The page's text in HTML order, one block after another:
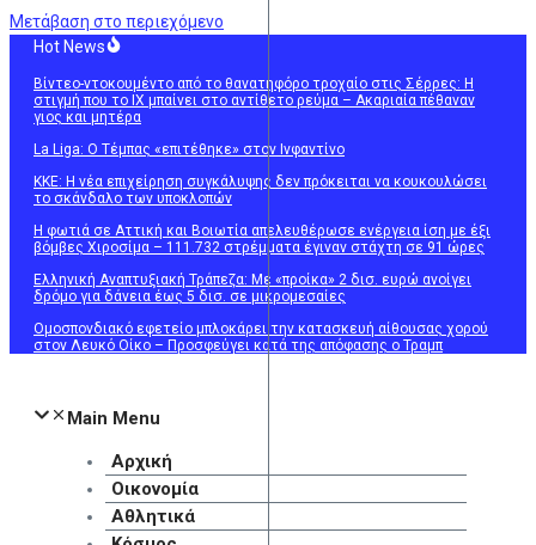
Μετάβαση στο περιεχόμενο
Hot News
Βίντεο-ντοκουμέντο από το θανατηφόρο τροχαίο στις Σέρρες: Η
στιγμή που το ΙΧ μπαίνει στο αντίθετο ρεύμα – Ακαριαία πέθαναν
γιος και μητέρα
La Liga: Ο Τέμπας «επιτέθηκε» στον Ινφαντίνο
KKE: Η νέα επιχείρηση συγκάλυψης δεν πρόκειται να κουκουλώσει
το σκάνδαλο των υποκλοπών
Η φωτιά σε Αττική και Βοιωτία απελευθέρωσε ενέργεια ίση με έξι
βόμβες Χιροσίμα – 111.732 στρέμματα έγιναν στάχτη σε 91 ώρες
Ελληνική Αναπτυξιακή Τράπεζα: Με «προίκα» 2 δισ. ευρώ ανοίγει
δρόμο για δάνεια έως 5 δισ. σε μικρομεσαίες
Ομοσπονδιακό εφετείο μπλοκάρει την κατασκευή αίθουσας χορού
στον Λευκό Οίκο – Προσφεύγει κατά της απόφασης ο Τραμπ
Main Menu
Αρχική
Οικονομία
Αθλητικά